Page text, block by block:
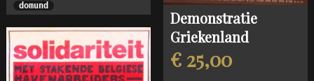
Demonstratie
Griekenland
€ 25,00
domund